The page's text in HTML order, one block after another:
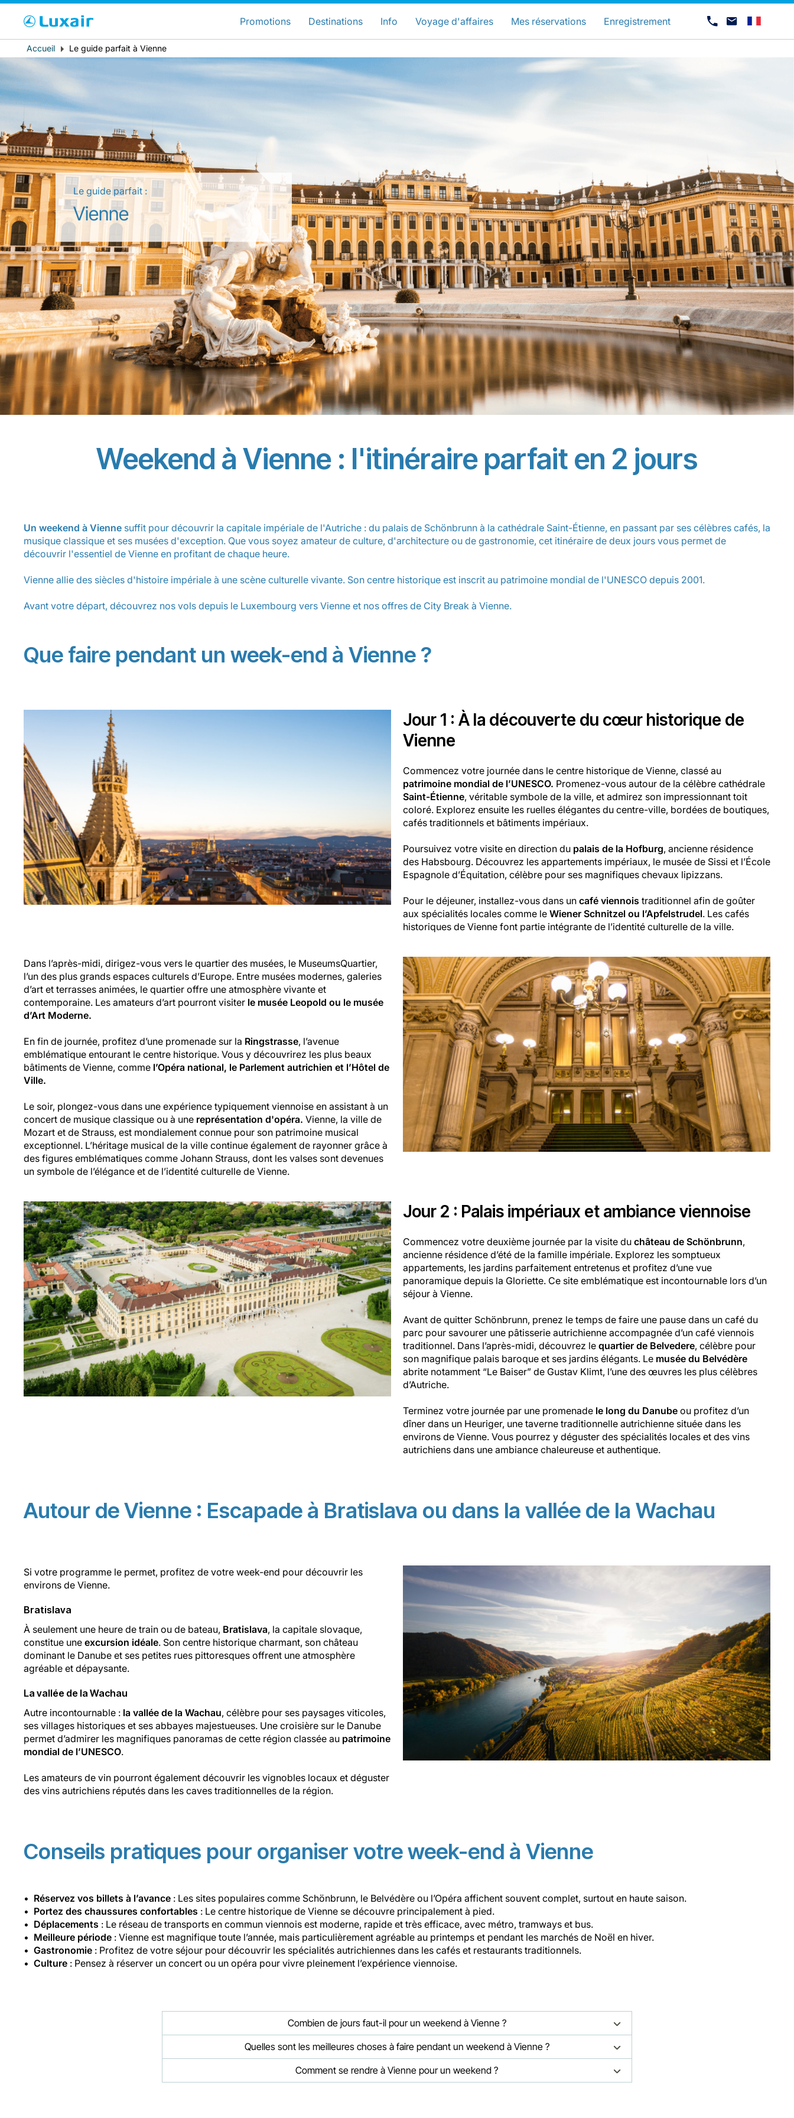
LuxairGroup Sites
LuxairTours LuxairGroup Carrières chez Luxair
Choisissez votre pays et langue préférés
Pays de résidence
Promotions Destinations Info Voyage d'affaires Mes réservations Enregistrement
Fil
d'Ariane
Accueil Le guide parfait à Vienne
Le guide parfait :
Vienne
Weekend à Vienne : l'itinéraire parfait en 2 jours
Un weekend à Vienne suffit pour découvrir la capitale impériale de l'Autriche : du palais de Schönbrunn à la cathédrale Saint-Étienne, en passant par ses célèbres cafés, la
musique classique et ses musées d'exception. Que vous soyez amateur de culture, d'architecture ou de gastronomie, cet itinéraire de deux jours vous permet de
découvrir l'essentiel de Vienne en profitant de chaque heure.
Vienne allie des siècles d'histoire impériale à une scène culturelle vivante. Son centre historique est inscrit au patrimoine mondial de l'UNESCO depuis 2001.
Avant votre départ, découvrez nos vols depuis le Luxembourg vers Vienne et nos offres de City Break à Vienne.
Que faire pendant un week-end à Vienne ?
Jour 1 : À la découverte du cœur historique de
Vienne
Commencez votre journée dans le centre historique de Vienne, classé au
patrimoine mondial de l’UNESCO. Promenez-vous autour de la célèbre cathédrale
Saint-Étienne, véritable symbole de la ville, et admirez son impressionnant toit
coloré. Explorez ensuite les ruelles élégantes du centre-ville, bordées de boutiques,
cafés traditionnels et bâtiments impériaux.
Poursuivez votre visite en direction du palais de la Hofburg, ancienne résidence
des Habsbourg. Découvrez les appartements impériaux, le musée de Sissi et l’École
Espagnole d’Équitation, célèbre pour ses magnifiques chevaux lipizzans.
Pour le déjeuner, installez-vous dans un café viennois traditionnel afin de goûter
aux spécialités locales comme le Wiener Schnitzel ou l’Apfelstrudel. Les cafés
historiques de Vienne font partie intégrante de l’identité culturelle de la ville.
Dans l’après-midi, dirigez-vous vers le quartier des musées, le MuseumsQuartier,
l’un des plus grands espaces culturels d’Europe. Entre musées modernes, galeries
d’art et terrasses animées, le quartier offre une atmosphère vivante et
contemporaine. Les amateurs d’art pourront visiter le musée Leopold ou le musée
d’Art Moderne.
En fin de journée, profitez d’une promenade sur la Ringstrasse, l’avenue
emblématique entourant le centre historique. Vous y découvrirez les plus beaux
bâtiments de Vienne, comme l’Opéra national, le Parlement autrichien et l’Hôtel de
Ville.
Le soir, plongez-vous dans une expérience typiquement viennoise en assistant à un
concert de musique classique ou à une représentation d'opéra. Vienne, la ville de
Mozart et de Strauss, est mondialement connue pour son patrimoine musical
exceptionnel. L’héritage musical de la ville continue également de rayonner grâce à
des figures emblématiques comme Johann Strauss, dont les valses sont devenues
un symbole de l’élégance et de l’identité culturelle de Vienne.
Jour 2 : Palais impériaux et ambiance viennoise
Commencez votre deuxième journée par la visite du château de Schönbrunn,
ancienne résidence d’été de la famille impériale. Explorez les somptueux
appartements, les jardins parfaitement entretenus et profitez d’une vue
panoramique depuis la Gloriette. Ce site emblématique est incontournable lors d’un
séjour à Vienne.
Avant de quitter Schönbrunn, prenez le temps de faire une pause dans un café du
parc pour savourer une pâtisserie autrichienne accompagnée d’un café viennois
traditionnel. Dans l’après-midi, découvrez le quartier de Belvedere, célèbre pour
son magnifique palais baroque et ses jardins élégants. Le musée du Belvédère
abrite notamment “Le Baiser” de Gustav Klimt, l’une des œuvres les plus célèbres
d’Autriche.
Terminez votre journée par une promenade le long du Danube ou profitez d’un
dîner dans un Heuriger, une taverne traditionnelle autrichienne située dans les
environs de Vienne. Vous pourrez y déguster des spécialités locales et des vins
autrichiens dans une ambiance chaleureuse et authentique.
Autour de Vienne : Escapade à Bratislava ou dans la vallée de la Wachau
Si votre programme le permet, profitez de votre week-end pour découvrir les
environs de Vienne.
Bratislava
À seulement une heure de train ou de bateau, Bratislava, la capitale slovaque,
constitue une excursion idéale. Son centre historique charmant, son château
dominant le Danube et ses petites rues pittoresques offrent une atmosphère
agréable et dépaysante.
La vallée de la Wachau
Autre incontournable : la vallée de la Wachau, célèbre pour ses paysages viticoles,
ses villages historiques et ses abbayes majestueuses. Une croisière sur le Danube
permet d’admirer les magnifiques panoramas de cette région classée au patrimoine
mondial de l’UNESCO.
Les amateurs de vin pourront également découvrir les vignobles locaux et déguster
des vins autrichiens réputés dans les caves traditionnelles de la région.
Conseils pratiques pour organiser votre week-end à Vienne
Réservez vos billets à l’avance : Les sites populaires comme Schönbrunn, le Belvédère ou l’Opéra affichent souvent complet, surtout en haute saison.
Portez des chaussures confortables : Le centre historique de Vienne se découvre principalement à pied.
Déplacements : Le réseau de transports en commun viennois est moderne, rapide et très efficace, avec métro, tramways et bus.
Meilleure période : Vienne est magnifique toute l’année, mais particulièrement agréable au printemps et pendant les marchés de Noël en hiver.
Gastronomie : Profitez de votre séjour pour découvrir les spécialités autrichiennes dans les cafés et restaurants traditionnels.
Culture : Pensez à réserver un concert ou un opéra pour vivre pleinement l’expérience viennoise.
Combien de jours faut-il pour un weekend à Vienne ?
Quelles sont les meilleures choses à faire pendant un weekend à Vienne ?
Comment se rendre à Vienne pour un weekend ?